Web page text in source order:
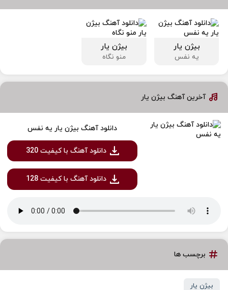
بیژن یار
یه نفس
بیژن یار
منو نگاه
آخرین آهنگ بیژن یار
دانلود آهنگ بیژن یار یه نفس
دانلود آهنگ با کیفیت 320
دانلود آهنگ با کیفیت 128
برچسب ها
بیژن یار